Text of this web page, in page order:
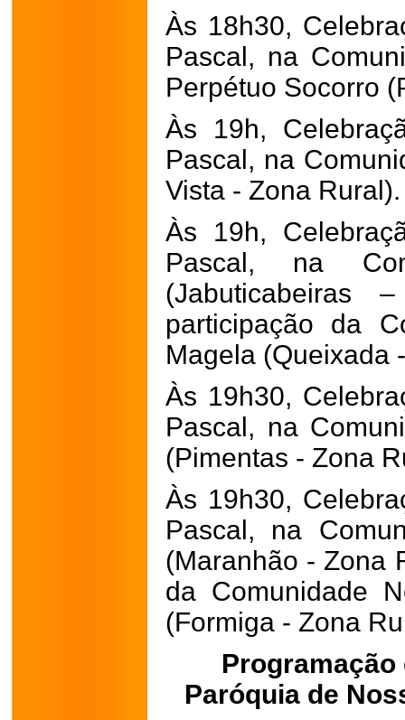
Às 18h30,
Pascal, na
Perpétuo Socorro
Às 19h,
Pascal, na
Vista - Zona Rural).
Às 19h,
Pascal, na
(Jabuticabeiras
participação da
Magela (Queixada
Às 19h30,
Pascal, na
(Pimentas - Zona
Às 19h30,
Pascal, na
(Maranhão - Zona
da Comunidade
(Formiga - Zona
Programação
Paróquia de